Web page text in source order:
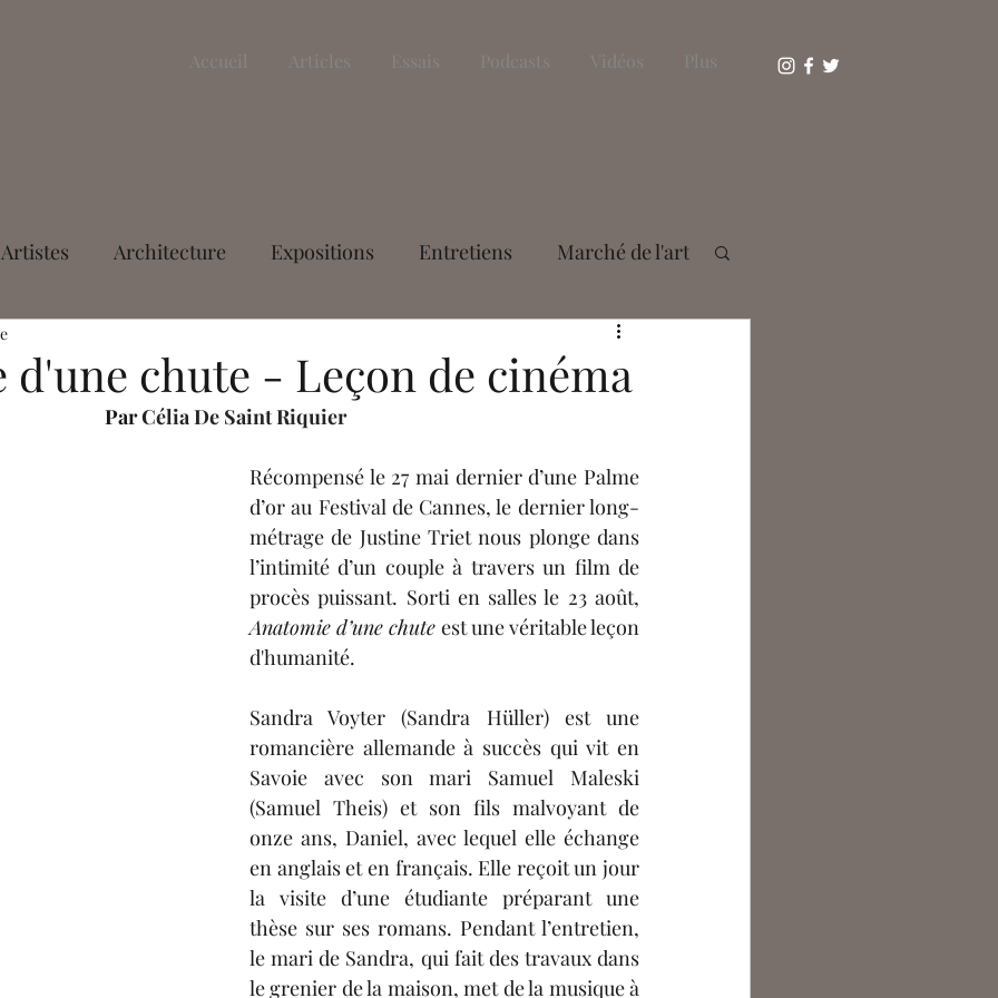
Accueil Articles Essais Podcasts Vidéos Plus
Artistes Architecture Expositions Entretiens Marché de l'art
Margaux Granier-Weber
Adriana Dumielle-Chancelier Antoine Bouchet
Joséphine Journel Margot Lecocq
d'une chute - Leçon de cinéma
Par Célia De Saint Riquier
Récompensé le 27 mai dernier d’une Palme
d’or au Festival de Cannes, le dernier long-
métrage de Justine Triet nous plonge dans
l’intimité d’un couple à travers un film de
Anatomie d’une chute
d'humanité.
Sandra Voyter (Sandra Hüller) est une
romancière allemande à succès qui vit en
Savoie avec son mari Samuel Maleski
(Samuel Theis) et son fils malvoyant de
onze ans, Daniel, avec lequel elle échange
en anglais et en français. Elle reçoit un jour
la visite d’une étudiante préparant une
thèse sur ses romans. Pendant l’entretien,
le mari de Sandra, qui fait des travaux dans
le grenier de la maison, met de la musique à